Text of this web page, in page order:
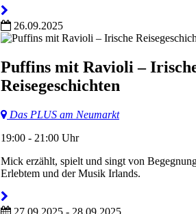
26.09.2025
Puffins mit Ravioli –
Reisegeschichten
Das PLUS am Neumarkt
19:00 - 21:00 Uhr
Mick erzählt, spielt und singt von
Erlebtem und der Musik Irlands.
27.09.2025 - 28.09.2025